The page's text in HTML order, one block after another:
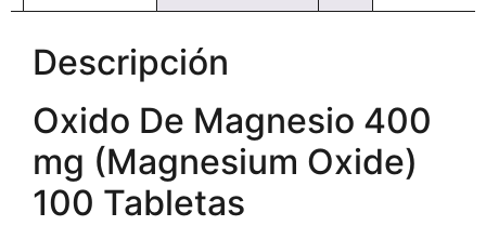
Descripción
Oxido De Magnesio 400
mg (Magnesium Oxide)
100 Tabletas